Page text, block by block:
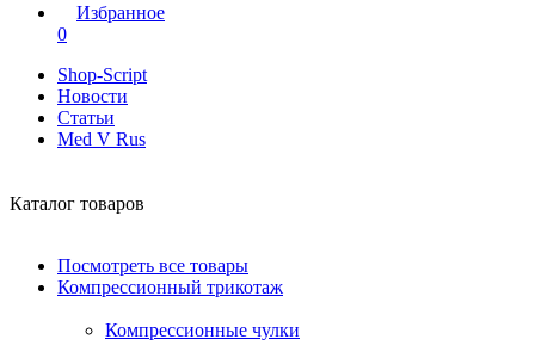
Избранное
0
Shop-Script
Новости
Статьи
Med V Rus
Каталог товаров
Посмотреть все товары
Компрессионный трикотаж
Компрессионные чулки